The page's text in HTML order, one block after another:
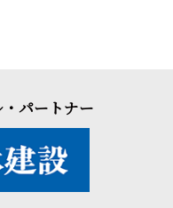
パートナー